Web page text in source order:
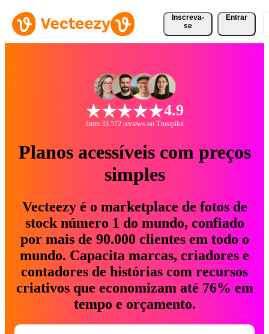
Inscreva-
se
Entrar
4.9
from 33.572 reviews on Trustpilot
Planos acessíveis com preços
simples
Vecteezy é o marketplace de fotos de
stock número 1 do mundo, confiado
por mais de 90.000 clientes em todo o
mundo. Capacita marcas, criadores e
contadores de histórias com recursos
criativos que economizam até 76% em
tempo e orçamento.